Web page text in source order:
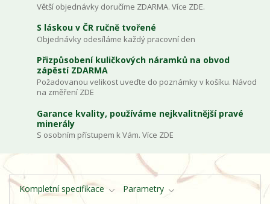
Větší objednávky doručíme ZDARMA. Více ZDE.
S láskou v ČR ručně tvořené
Objednávky odesíláme každý pracovní den
Přizpůsobení kuličkových náramků na obvod
zápěstí ZDARMA
Požadovanou velikost uveďte do poznámky v košíku. Návod
na změření ZDE
Garance kvality, používáme nejkvalitnější pravé
minerály
S osobním přístupem k Vám. Více ZDE
Kompletní specifikace
Parametry